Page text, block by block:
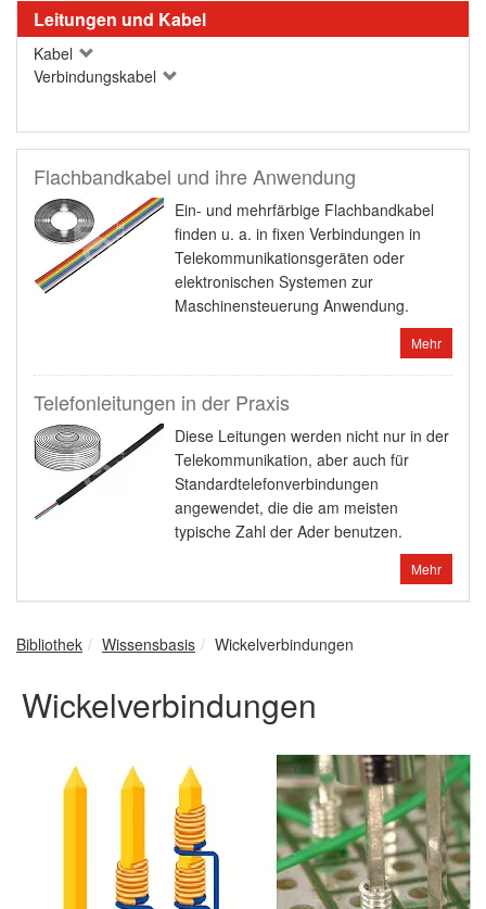
Leitungen und Kabel
Kabel
Verbindungskabel
Flachbandkabel und ihre Anwendung
Ein- und mehrfärbige Flachbandkabel
finden u. a. in fixen Verbindungen in
Telekommunikationsgeräten oder
elektronischen Systemen zur
Maschinensteuerung Anwendung.
Mehr
Telefonleitungen in der Praxis
Diese Leitungen werden nicht nur in der
Telekommunikation, aber auch für
Standardtelefonverbindungen
angewendet, die die am meisten
typische Zahl der Ader benutzen.
Mehr
Bibliothek Wissensbasis Wickelverbindungen
Wickelverbindungen